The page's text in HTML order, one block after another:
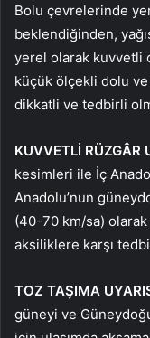
Bolu çevrelerinde
beklendiğinden,
yerel olarak kuvvetli
küçük ölçekli dolu ve
dikkatli ve tedbirli
KUVVETLİ RÜZGÂR
kesimleri ile İç
Anadolu’nun
(40-70 km/sa)
aksiliklere karşı
TOZ TAŞIMA
güneyi ve